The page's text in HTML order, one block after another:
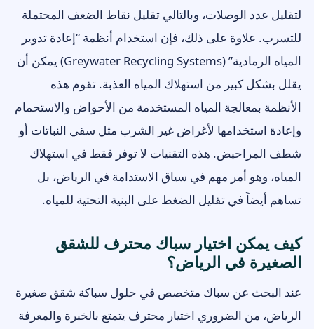
لتقليل عدد الوصلات، وبالتالي تقليل نقاط الضعف المحتملة
للتسرب. علاوة على ذلك، فإن استخدام أنظمة “إعادة تدوير
المياه الرمادية” (Greywater Recycling Systems) يمكن أن
يقلل بشكل كبير من استهلاك المياه العذبة. تقوم هذه
الأنظمة بمعالجة المياه المستخدمة من الأحواض والاستحمام
وإعادة استخدامها لأغراض غير الشرب مثل سقي النباتات أو
شطف المراحيض. هذه التقنيات لا توفر فقط في استهلاك
المياه، وهو أمر مهم في سياق الاستدامة في الرياض، بل
تساهم أيضاً في تقليل الضغط على البنية التحتية للمياه.
كيف يمكن اختيار سباك محترف للشقق
الصغيرة في الرياض؟
عند البحث عن سباك متخصص في حلول سباكة شقق صغيرة
الرياض، من الضروري اختيار محترف يتمتع بالخبرة والمعرفة